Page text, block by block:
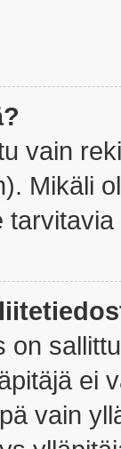
vain
Mikäli
on
ei
vain